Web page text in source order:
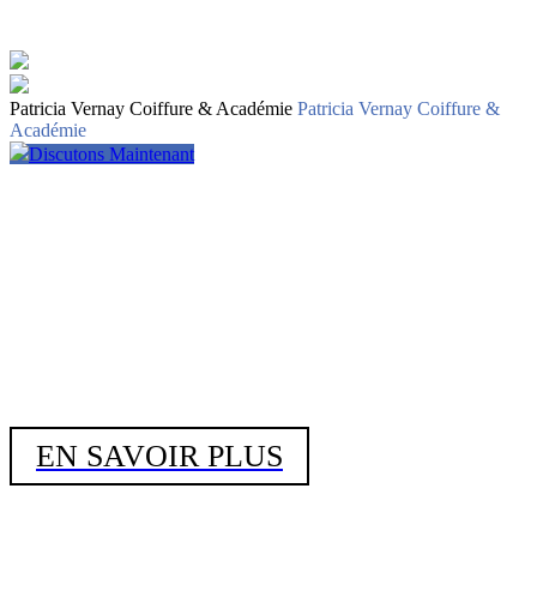
Patricia Vernay Coiffure & Académie Patricia Vernay Coiffure &
Académie
Discutons Maintenant
EN SAVOIR PLUS